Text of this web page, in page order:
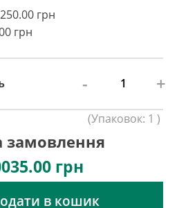
грн
грн
- +
(Упаковок: 1 )
замовлення
грн
в кошик